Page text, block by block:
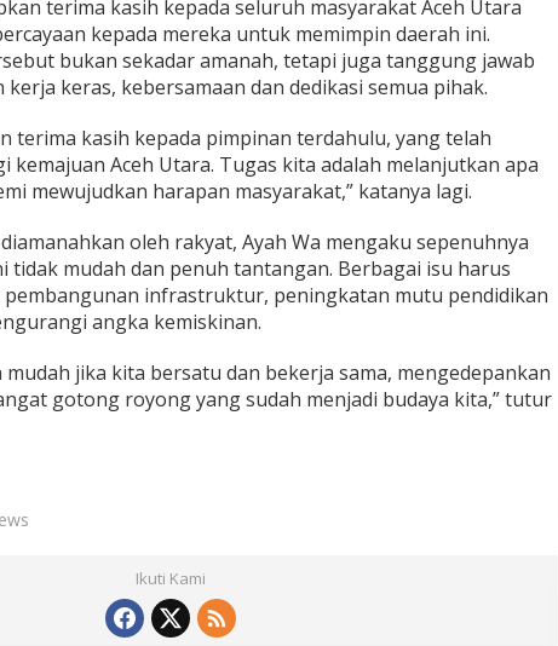
terima kasih kepada seluruh masyarakat Aceh Utara
kepada mereka untuk memimpin daerah ini.
bukan sekadar amanah, tetapi juga tanggung jawab
keras, kebersamaan dan dedikasi semua pihak.
terima kasih kepada pimpinan terdahulu, yang telah
Aceh Utara. Tugas kita adalah melanjutkan apa
mewujudkan harapan masyarakat,” katanya lagi.
oleh rakyat, Ayah Wa mengaku sepenuhnya
tidak mudah dan penuh tantangan. Berbagai isu harus
pembangunan infrastruktur, peningkatan mutu pendidikan
angka kemiskinan.
mudah jika kita bersatu dan bekerja sama, mengedepankan
gotong royong yang sudah menjadi budaya kita,” tutur
Ikuti Kami